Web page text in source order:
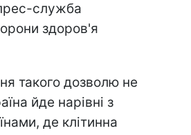
служба
здоров'я
такого дозволю не
йде нарівні з
де клітинна